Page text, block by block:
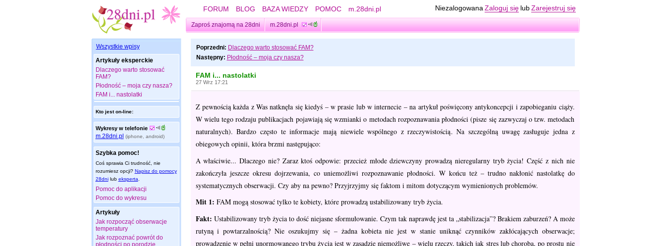
FORUM BLOG BAZA WIEDZY POMOC m.28dni.pl Niezalogowana Zaloguj się lub Zarejestruj się
Zaproś znajomą na 28dni m.28dni.pl
Wszystkie wpisy
Artykuły eksperckie
Dlaczego warto stosować
FAM?
Płodność – moja czy nasza?
FAM i... nastolatki
Kto jest on-line:
Wykresy w telefonie
m.28dni.pl (iphone, android)
Szybka pomoc!
Coś sprawia Ci trudność, nie
rozumiesz opcji? Napisz do pomocy
28dnilub eksperta
Pomoc do aplikacji
Pomoc do wykresu
Artykuły
Jak rozpocząć obserwacje
temperatury
Jak rozpoznać powrót do
płodności po porodzie
Poprzedni: Dlaczego warto stosować FAM?
Następny: Płodność – moja czy nasza?
FAM i... nastolatki
27 Wrz 17:21
Z pewnością każda z Was natknęła się kiedyś – w prasie lub w internecie – na artykuł poświęcony antykoncepcji i zapobieganiu ciąży.
W wielu tego rodzaju publikacjach pojawiają się wzmianki o metodach rozpoznawania płodności (pisze się zazwyczaj o tzw. metodach
naturalnych). Bardzo często te informacje mają niewiele wspólnego z rzeczywistością. Na szczególną uwagę zasługuje jedna z
obiegowych opinii, która brzmi następująco:
A właściwie... Dlaczego nie? Zaraz ktoś odpowie: przecież młode dziewczyny prowadzą nieregularny tryb życia! Część z nich nie
zakończyła jeszcze okresu dojrzewania, co uniemożliwi rozpoznawanie płodności. W końcu też – trudno nakłonić nastolatkę do
systematycznych obserwacji. Czy aby na pewno? Przyjrzyjmy się faktom i mitom dotyczącym wymienionych problemów.
Mit 1: FAM mogą stosować tylko te kobiety, które prowadzą ustabilizowany tryb życia.
Fakt: Ustabilizowany tryb życia to dość niejasne sformułowanie. Czym tak naprawdę jest ta „stabilizacja”? Brakiem zaburzeń? A może
rutyną i powtarzalnością? Nie oszukujmy się – żadna kobieta nie jest w stanie uniknąć czynników zakłócających obserwacje;
prowadzenie w pełni unormowanego trybu życia jest w zasadzie niemożliwe – wielu rzeczy, takich jak stres lub choroba, po prostu nie